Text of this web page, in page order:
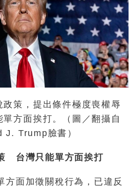
策，提出條件極度喪權辱
方面挨打。（圖／翻攝自
J. Trump臉書）
台灣只能單方面挨打
方面加徵關稅行為，已違反